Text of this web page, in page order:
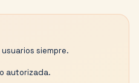
siempre.
autorizada.